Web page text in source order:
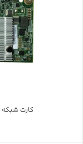
کارت شبکه HP 10Gb 2-port 530FLR-SFP